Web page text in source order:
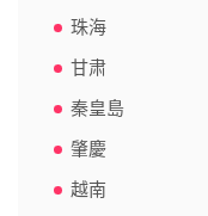
珠海
甘肃
秦皇島
肇慶
越南